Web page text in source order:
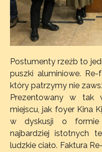
Postumenty rzeźb to
puszki aluminiowe.
który patrzymy nie
Prezentowany w tak
miejscu, jak foyer Kina
w dyskusji o formie
najbardziej istotnych
ludzkie ciało. Faktura